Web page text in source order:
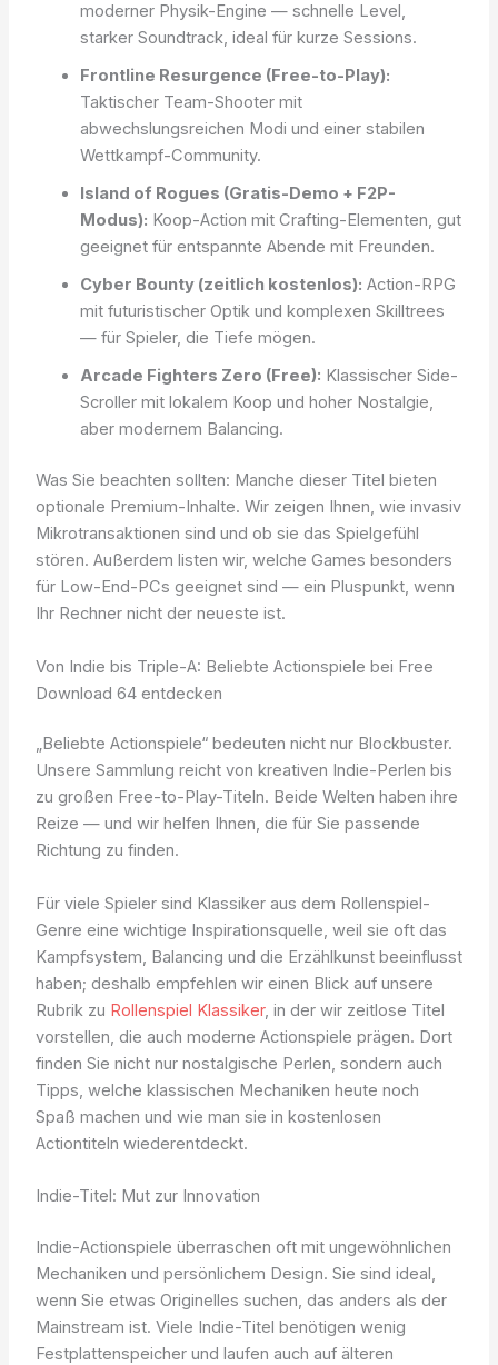
moderner Physik-Engine — schnelle Level,
starker Soundtrack, ideal für kurze Sessions.
Frontline Resurgence (Free-to-Play):
Taktischer Team-Shooter mit
abwechslungsreichen Modi und einer stabilen
Wettkampf-Community.
Island of Rogues (Gratis-Demo + F2P-
Modus): Koop-Action mit Crafting-Elementen, gut
geeignet für entspannte Abende mit Freunden.
Cyber Bounty (zeitlich kostenlos): Action-RPG
mit futuristischer Optik und komplexen Skilltrees
— für Spieler, die Tiefe mögen.
Arcade Fighters Zero (Free): Klassischer Side-
Scroller mit lokalem Koop und hoher Nostalgie,
aber modernem Balancing.
Was Sie beachten sollten: Manche dieser Titel bieten
optionale Premium-Inhalte. Wir zeigen Ihnen, wie invasiv
Mikrotransaktionen sind und ob sie das Spielgefühl
stören. Außerdem listen wir, welche Games besonders
für Low-End-PCs geeignet sind — ein Pluspunkt, wenn
Ihr Rechner nicht der neueste ist.
Von Indie bis Triple-A: Beliebte Actionspiele bei Free
Download 64 entdecken
„Beliebte Actionspiele“ bedeuten nicht nur Blockbuster.
Unsere Sammlung reicht von kreativen Indie-Perlen bis
zu großen Free-to-Play-Titeln. Beide Welten haben ihre
Reize — und wir helfen Ihnen, die für Sie passende
Richtung zu finden.
Für viele Spieler sind Klassiker aus dem Rollenspiel-
Genre eine wichtige Inspirationsquelle, weil sie oft das
Kampfsystem, Balancing und die Erzählkunst beeinflusst
haben; deshalb empfehlen wir einen Blick auf unsere
Rubrik zu Rollenspiel Klassiker, in der wir zeitlose Titel
vorstellen, die auch moderne Actionspiele prägen. Dort
finden Sie nicht nur nostalgische Perlen, sondern auch
Tipps, welche klassischen Mechaniken heute noch
Spaß machen und wie man sie in kostenlosen
Actiontiteln wiederentdeckt.
Indie-Titel: Mut zur Innovation
Indie-Actionspiele überraschen oft mit ungewöhnlichen
Mechaniken und persönlichem Design. Sie sind ideal,
wenn Sie etwas Originelles suchen, das anders als der
Mainstream ist. Viele Indie-Titel benötigen wenig
Festplattenspeicher und laufen auch auf älteren